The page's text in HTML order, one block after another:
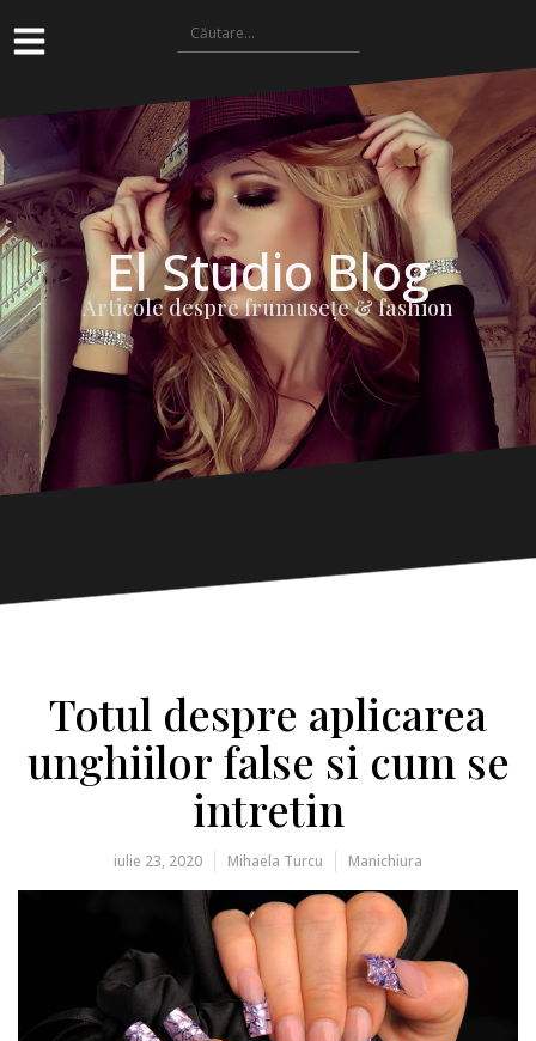
El Studio Blog
Articole despre frumuseţe & fashion
Totul despre aplicarea
unghiilor false si cum se
intretin
iulie 23, 2020 Mihaela Turcu Manichiura